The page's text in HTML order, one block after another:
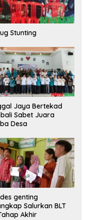
Stunting
Jaya Bertekad
Sabet Juara
Desa
genting
Salurkan BLT
Akhir